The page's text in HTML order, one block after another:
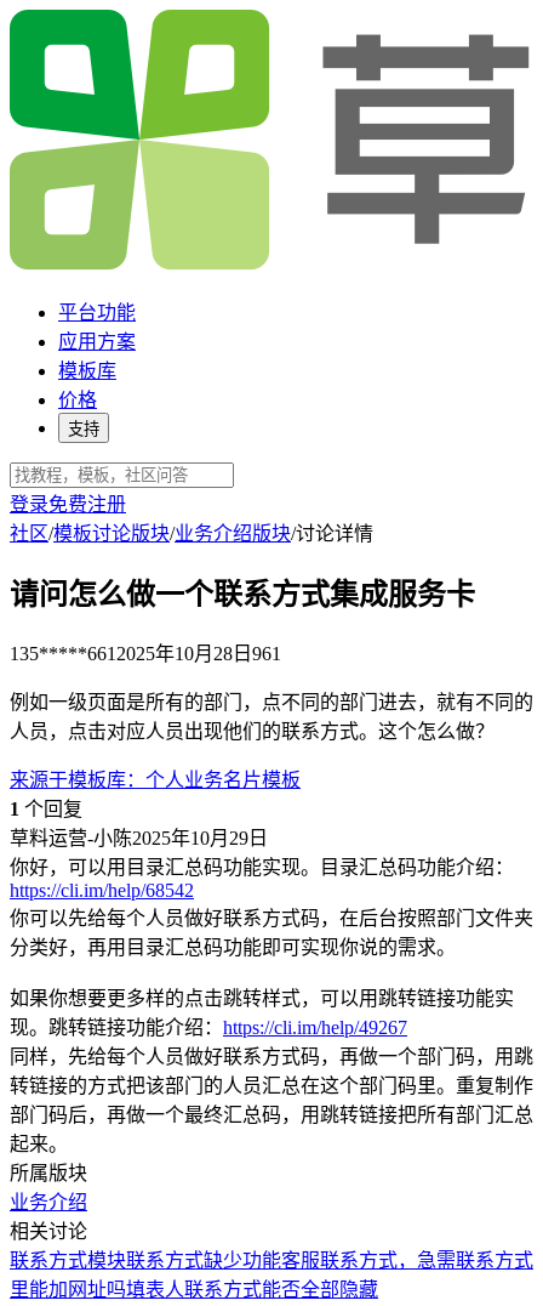
平台功能
应用方案
模板库
价格
支持
登录免费注册
社区/模板讨论版块/业务介绍版块/讨论详情
请问怎么做一个联系方式集成服务卡
135*****661 2025年10月28日 961
例如一级页面是所有的部门，点不同的部门进去，就有不同的
人员，点击对应人员出现他们的联系方式。这个怎么做？
来源于模板库： 个人业务名片模板
1 个回复
草料运营-小陈2025年10月29日
你好，可以用目录汇总码功能实现。目录汇总码功能介绍：
https://cli.im/help/68542
你可以先给每个人员做好联系方式码，在后台按照部门文件夹
分类好，再用目录汇总码功能即可实现你说的需求。
如果你想要更多样的点击跳转样式，可以用跳转链接功能实
现。跳转链接功能介绍： https://cli.im/help/49267
同样，先给每个人员做好联系方式码，再做一个部门码，用跳
转链接的方式把该部门的人员汇总在这个部门码里。重复制作
部门码后，再做一个最终汇总码，用跳转链接把所有部门汇总
起来。
所属版块
业务介绍
相关讨论
联系方式模块联系方式缺少功能客服联系方式，急需联系方式
里能加网址吗填表人联系方式能否全部隐藏